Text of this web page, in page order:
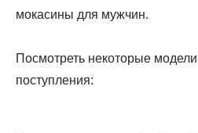
мокасины для мужчин.
Посмотреть некоторые
поступления: